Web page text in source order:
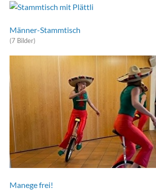
Männer-Stammtisch
(7 Bilder)
Manege frei!